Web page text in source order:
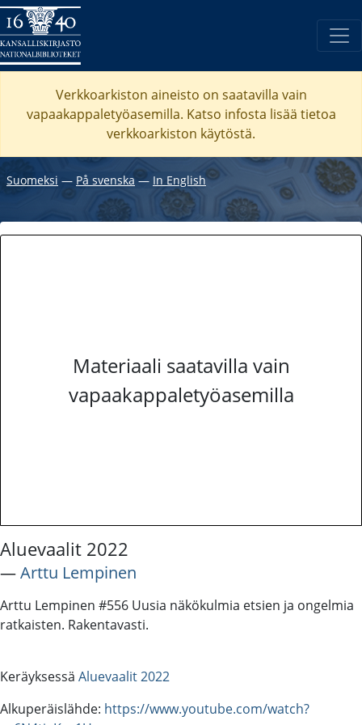
Verkkoarkiston aineisto on saatavilla vain
vapaakappaletyöasemilla. Katso infosta lisää tietoa
verkkoarkiston käytöstä.
Suomeksi ― På svenska― In English
Materiaali saatavilla vain
vapaakappaletyöasemilla
Aluevaalit 2022
―Arttu Lempinen
Arttu Lempinen #556 Uusia näkökulmia etsien ja ongelmia
ratkaisten. Rakentavasti.
Keräyksessä Aluevaalit 2022
Alkuperäislähde: https://www.youtube.com/watch?